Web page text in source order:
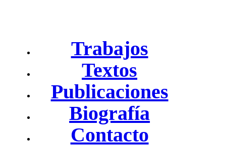
Trabajos
Textos
Publicaciones
Biografía
Contacto